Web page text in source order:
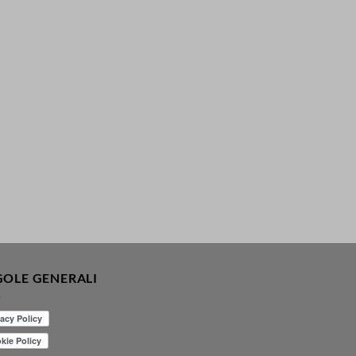
GENERALI